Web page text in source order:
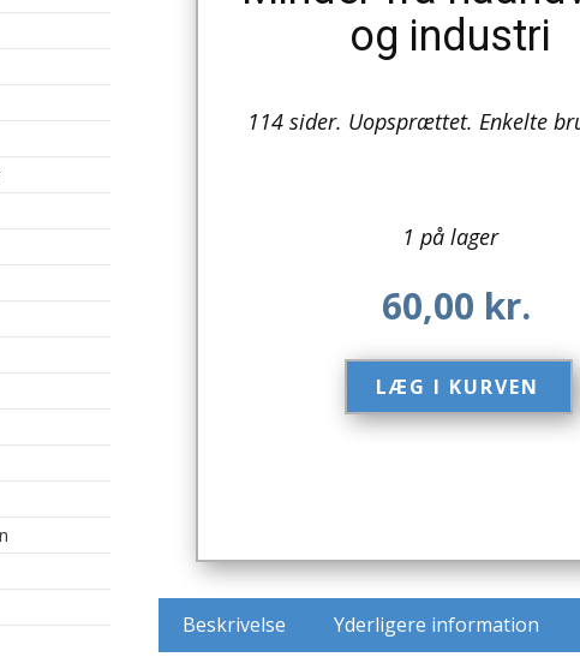
og industri
114 sider. Uopsprættet. Enkelte
1 på lager
60,00 kr.
LÆG I KURVEN​
Beskrivelse Yderligere information